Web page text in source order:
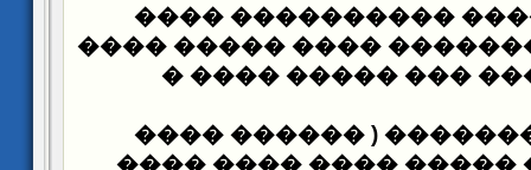
����� ���������
������ �
����� ����
���� ��� ������
)
������ ����
���� ���� ��� �����